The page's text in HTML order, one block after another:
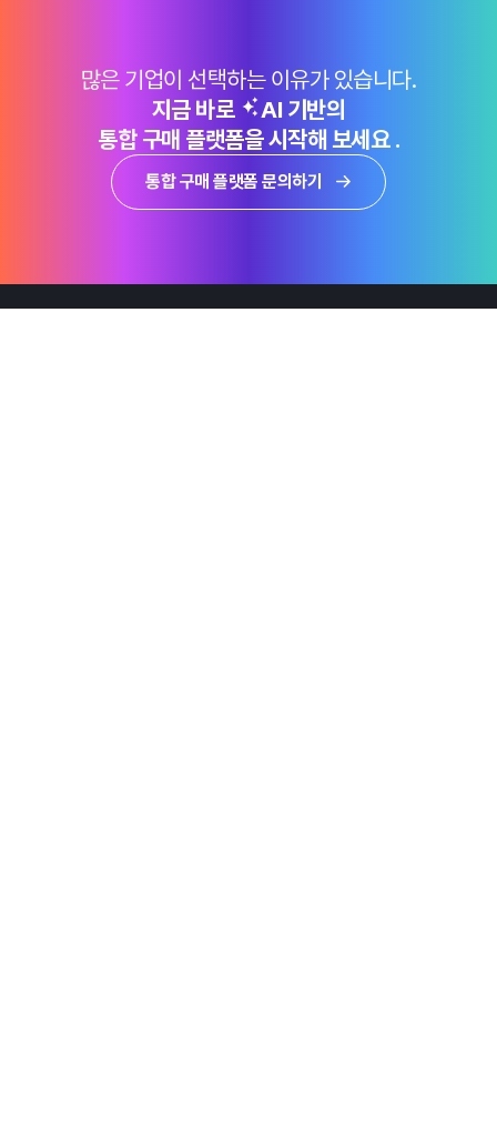
많은 기업이 선택하는 이유가 있습니다.
지금 바로
AI 기반의
통합 구매 플랫폼을 시작해 보세요 .
통합 구매 플랫폼 문의하기